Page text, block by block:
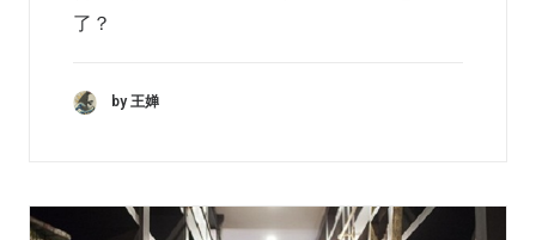
了？
by 王婵